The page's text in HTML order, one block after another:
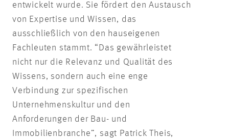
entwickelt wurde. Sie fördert den Austausch
von Expertise und Wissen, das
ausschließlich von den hauseigenen
Fachleuten stammt. “Das gewährleistet
nicht nur die Relevanz und Qualität des
Wissens, sondern auch eine enge
Verbindung zur spezifischen
Unternehmenskultur und den
Anforderungen der Bau- und
Immobilienbranche”, sagt Patrick Theis,